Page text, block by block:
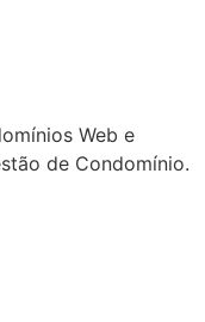
Web e
de Condomínio.